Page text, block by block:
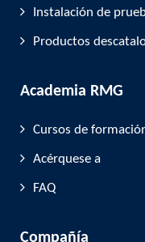
Instalación de
Productos
Academia RMG
Cursos de
Acérquese a
FAQ
Compañía